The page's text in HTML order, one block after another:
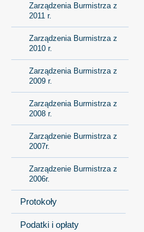
Zarządzenia Burmistrza z
2011 r.
Zarządzenia Burmistrza z
2010 r.
Zarządzenia Burmistrza z
2009 r.
Zarządzenia Burmistrza z
2008 r.
Zarządzenie Burmistrza z
2007r.
Zarządzenie Burmistrza z
2006r.
Protokoły
Podatki i opłaty